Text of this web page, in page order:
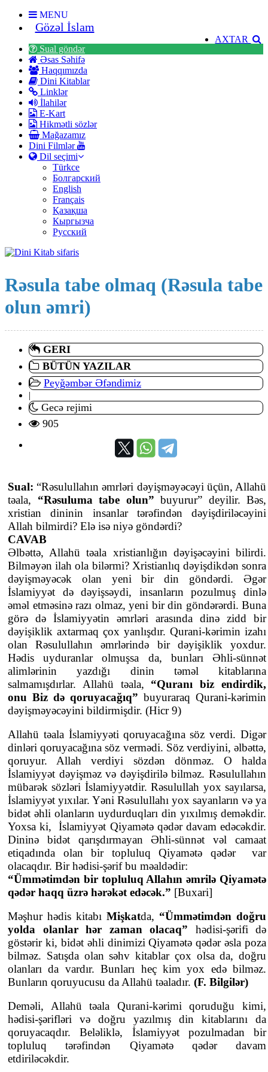
MENU
Gözəl İslam
AXTAR
Sual göndər
Əsas Səhifə
Haqqımızda
Dini Kitablar
Linklər
İlahilər
E-Kart
Hikmətli sözlər
Mağazamız
Dini Filmlər
Dil seçimi
Türkce
Болгарский
English
Français
Қазақша
Кыргызча
Русский
Rəsula tabe olmaq (Rəsula tabe
olun əmri)
GERI
BÜTÜN YAZILAR
Peyğəmbər Əfəndimiz
|
Gecə rejimi
905
Sual: “Rəsulullahın əmrləri dəyişməyəcəyi üçün, Allahü
təala, “Rəsuluma tabe olun” buyurur” deyilir. Bəs,
xristian dininin insanlar tərəfindən dəyişdiriləcəyini
Allah bilmirdi? Elə isə niyə göndərdi?
CAVAB
Əlbəttə, Allahü təala xristianlığın dəyişəcəyini bilirdi.
Bilməyən ilah ola bilərmi? Xristianlıq dəyişdikdən sonra
dəyişməyəcək olan yeni bir din göndərdi. Əgər
İslamiyyət də dəyişsəydi, insanların pozulmuş dinlə
əməl etməsinə razı olmaz, yeni bir din göndərərdi. Buna
görə də İslamiyyətin əmrləri arasında dinə zidd bir
dəyişiklik axtarmaq çox yanlışdır. Qurani-kərimin izahı
olan Rəsulullahın əmrlərində bir dəyişiklik yoxdur.
Hədis uyduranlar olmuşsa da, bunları Əhli-sünnət
alimlərinin yazdığı dinin təməl kitablarına
salmamışdırlar. Allahü təala, “Quranı biz endirdik,
onu Biz də qoruyacağıq” buyuraraq Qurani-kərimin
dəyişməyəcəyini bildirmişdir. (Hicr 9)
Allahü təala İslamiyyəti qoruyacağına söz verdi. Digər
dinləri qoruyacağına söz vermədi. Söz verdiyini, əlbəttə,
qoruyur. Allah verdiyi sözdən dönməz. O halda
İslamiyyət dəyişməz və dəyişdirilə bilməz. Rəsulullahın
mübarək sözləri İslamiyyətdir. Rəsulullah yox sayılarsa,
İslamiyyət yıxılar. Yəni Rəsulullahı yox sayanların və ya
bidət əhli olanların uydurduqları din yıxılmış deməkdir.
Yoxsa ki, İslamiyyət Qiyamətə qədər davam edəcəkdir.
Dininə bidət qarışdırmayan Əhli-sünnət vəl camaat
etiqadında olan bir topluluq Qiyamətə qədər var
olacaqdır. Bir hədisi-şərif bu məaldədir:
“Ümmətimdən bir topluluq Allahın əmrilə Qiyamətə
qədər haqq üzrə hərəkət edəcək.” [Buxari]
Məşhur hədis kitabı Mişkatda, “Ümmətimdən doğru
yolda olanlar hər zaman olacaq” hədisi-şərifi də
göstərir ki, bidət əhli dinimizi Qiyamətə qədər əsla poza
bilməz. Satışda olan səhv kitablar çox olsa da, doğru
olanları da vardır. Bunları heç kim yox edə bilməz.
Bunların qoruyucusu da Allahü təaladır. (F. Bilgilər)
Deməli, Allahü təala Qurani-kərimi qoruduğu kimi,
hədisi-şərifləri və doğru yazılmış din kitablarını da
qoruyacaqdır. Beləliklə, İslamiyyət pozulmadan bir
topluluq tərəfindən Qiyamətə qədər davam
etdiriləcəkdir.